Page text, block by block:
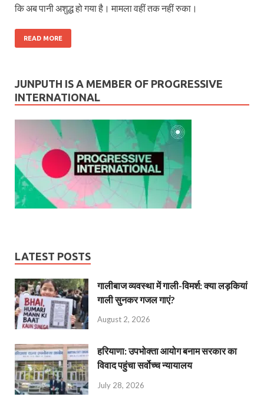
कि अब पानी अशुद्ध हो गया है। मामला वहीं तक नहीं रुका।
READ MORE
JUNPUTH IS A MEMBER OF PROGRESSIVE
INTERNATIONAL
LATEST POSTS
गालीबाज व्‍यवस्‍था में गाली-विमर्श: क्या लड़कियां
गाली सुनकर गजल गाएं?
August 2, 2026
हरियाणा: उपभोक्ता आयोग बनाम सरकार का
विवाद पहुंचा सर्वोच्च न्यायालय
July 28, 2026